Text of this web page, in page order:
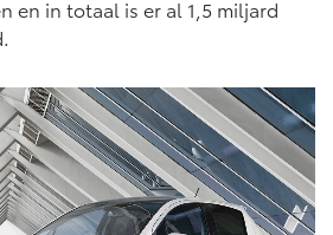
en in totaal is er al 1,5 miljard